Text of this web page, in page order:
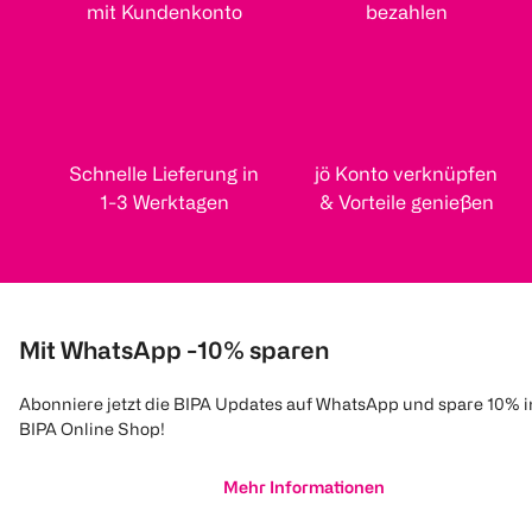
mit Kundenkonto
bezahlen
Schnelle Lieferung in
1-3 Werktagen
jö Konto verknüpfen
& Vorteile genießen
Mit WhatsApp -10% sparen
Abonniere jetzt die BIPA Updates auf WhatsApp und spare 10%
BIPA Online Shop!
Mehr Informationen